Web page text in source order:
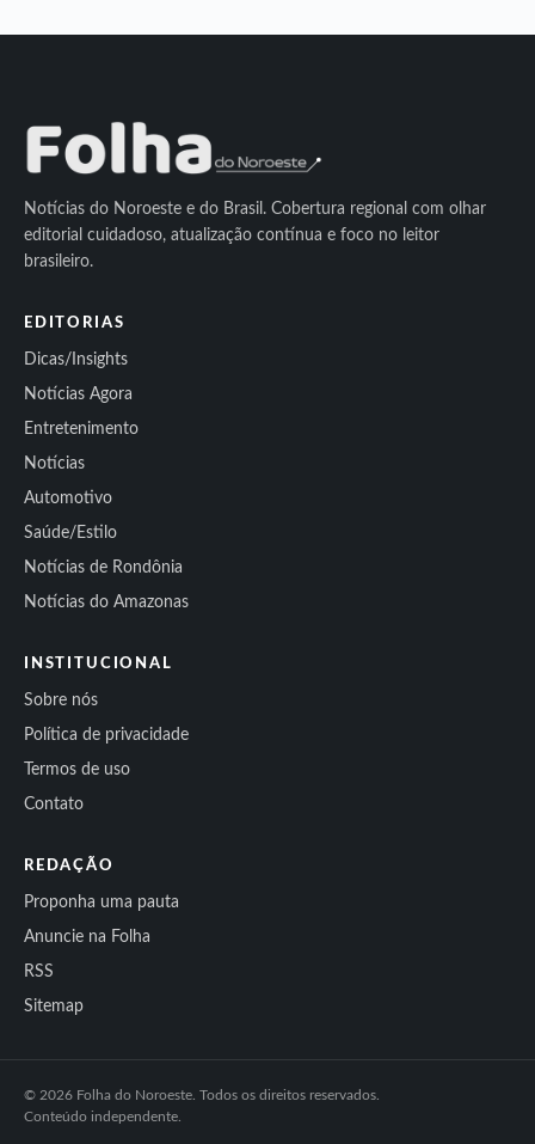
Notícias do Noroeste e do Brasil. Cobertura regional com olhar
editorial cuidadoso, atualização contínua e foco no leitor
brasileiro.
EDITORIAS
Dicas/Insights
Notícias Agora
Entretenimento
Notícias
Automotivo
Saúde/Estilo
Notícias de Rondônia
Notícias do Amazonas
INSTITUCIONAL
Sobre nós
Política de privacidade
Termos de uso
Contato
REDAÇÃO
Proponha uma pauta
Anuncie na Folha
RSS
Sitemap
© 2026 Folha do Noroeste. Todos os direitos reservados.
Conteúdo independente.